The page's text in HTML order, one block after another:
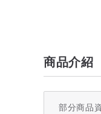
商品介紹
部分商品